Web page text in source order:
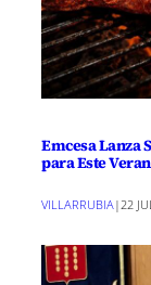
Emcesa Lanza
para Este
VILLARRUBIA | 22